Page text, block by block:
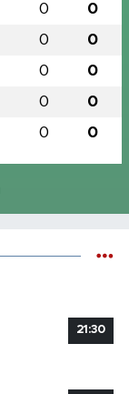
0 0
0 0
0 0
0 0
0 0
21:30